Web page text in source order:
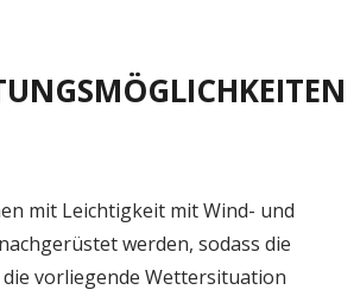
mit Leichtigkeit mit Wind- und
werden, sodass die
die vorliegende Wettersituation